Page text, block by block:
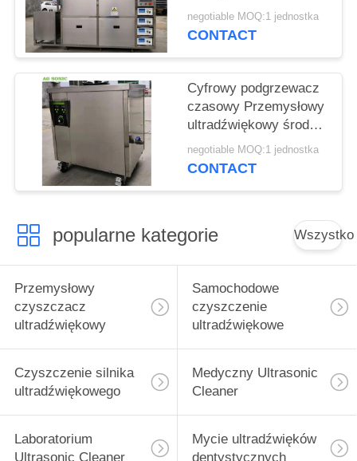
z podnośnikiem
hydraulicznym
negotiable MOQ:1 jednostka
CONTACT
Cyfrowy podgrzewacz
czasowy Przemysłowy
ultradźwiękowy środek
do czyszczenia części
60-litrowy zbiornik z
negotiable MOQ:1 jednostka
CONTACT
popularne kategorie Wszystko
Przemysłowy
czyszczacz
ultradźwiękowy
Samochodowe
czyszczenie
ultradźwiękowe
Czyszczenie silnika
ultradźwiękowego
Medyczny Ultrasonic
Cleaner
Laboratorium
Ultrasonic Cleaner
Mycie ultradźwięków
dentystycznych